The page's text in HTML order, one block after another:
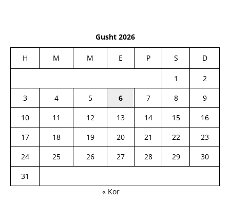
Gusht 2026
H M M E P S D
1
2
3
4 5 6 7 8
9
10
11 12 13 14 15
16
17
18 19 20 21 22
23
24
25 26 27 28 29
30
31
« Kor